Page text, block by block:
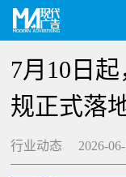
7月10日
规正式落
行业动态 2026-06-